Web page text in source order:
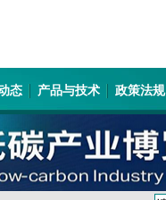
态 产品与技术 政策法规